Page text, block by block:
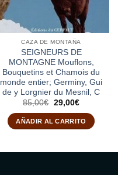
CAZA DE MONTAÑA
SEIGNEURS DE
MONTAGNE Mouflons,
Bouquetins et Chamois du
monde entier; Germiny, Gui
de y Lorgnier du Mesnil, C
85,00€ El
original
era:
29,00€El
actual
es:
AÑADIR AL CARRITO